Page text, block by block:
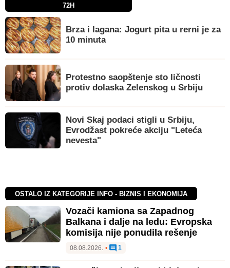
72H
Brza i lagana: Jogurt pita u rerni je za
10 minuta
Protestno saopštenje sto ličnosti
protiv dolaska Zelenskog u Srbiju
Novi Skaj podaci stigli u Srbiju,
Evrodžast pokreće akciju "Leteća
nevesta"
OSTALO IZ KATEGORIJE INFO - BIZNIS I EKONOMIJA
Vozači kamiona sa Zapadnog
Balkana i dalje na ledu: Evropska
komisija nije ponudila rešenje
08.08.2026. • 1